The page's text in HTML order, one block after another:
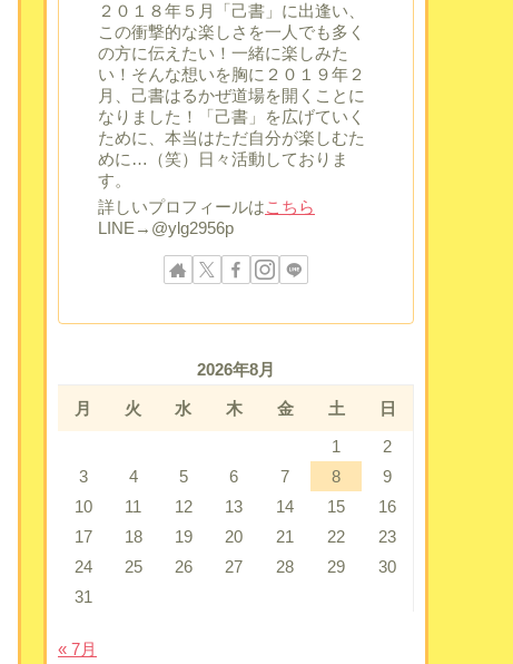
２０１８年５月「己書」に出逢い、
この衝撃的な楽しさを一人でも多く
の方に伝えたい！一緒に楽しみた
い！そんな想いを胸に２０１９年２
月、己書はるかぜ道場を開くことに
なりました！「己書」を広げていく
ために、本当はただ自分が楽しむた
めに…（笑）日々活動しておりま
す。
詳しいプロフィールはこちら
LINE→@ylg2956p
2026年8月
月 火 水 木 金 土
日
1
2
3
4 5 6 7 8
9
10
11 12 13 14 15
16
17
18 19 20 21 22
23
24
25 26 27 28 29
30
31
« 7月